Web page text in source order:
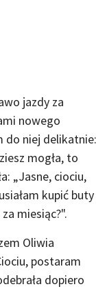
jazdy za
nowego
do niej delikatnie:
mogła, to
„Jasne, ciociu,
kupić buty
miesiąc?".
Oliwia
postaram
dopiero